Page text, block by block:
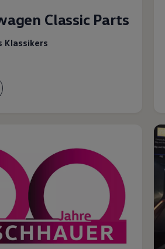
Classic Parts
Klassikers